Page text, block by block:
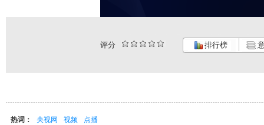
评分 排行榜
热词： 央视网 视频 点播